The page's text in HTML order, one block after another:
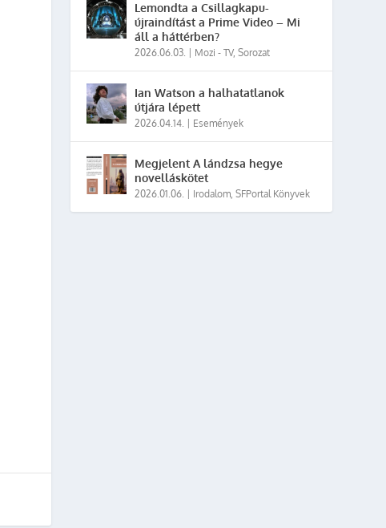
Lemondta a Csillagkapu-
újraindítást a Prime Video – Mi
áll a háttérben?
2026.06.03. Mozi - TV,Sorozat
Ian Watson a halhatatlanok
útjára lépett
2026.04.14. Események
Megjelent A lándzsa hegye
novelláskötet
2026.01.06. Irodalom,SFPortal Könyvek